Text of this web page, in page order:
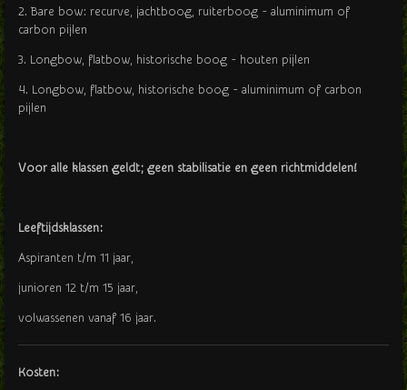
2. Bare bow: recurve, jachtboog, ruiterboog - aluminimum of
carbon pijlen
3. Longbow, flatbow, historische boog - houten pijlen
4. Longbow, flatbow, historische boog - aluminimum of carbon
pijlen
Voor alle klassen geldt; geen stabilisatie en geen richtmiddelen!
Leeftijdsklassen:
Aspiranten t/m 11 jaar,
junioren 12 t/m 15 jaar,
volwassenen vanaf 16 jaar.
Kosten: